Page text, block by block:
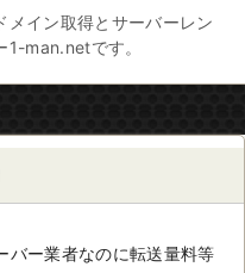
イン取得とサーバーレン
1-man.netです。
バー業者なのに転送量料等